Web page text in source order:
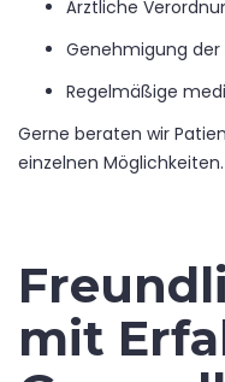
Ärztliche
Genehmigung der
Regelmäßige
Gerne beraten wir
einzelnen Möglichkeiten.
mit